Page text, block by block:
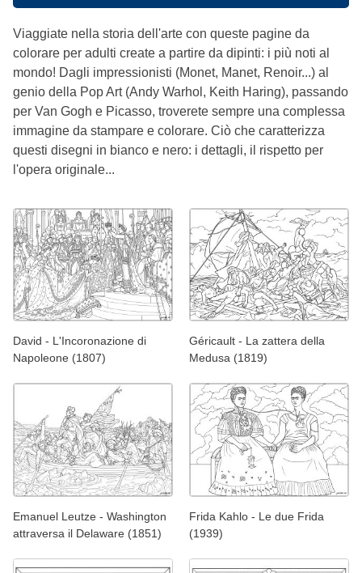
Viaggiate nella storia dell'arte con queste pagine da
colorare per adulti create a partire da dipinti: i più noti al
mondo! Dagli impressionisti (Monet, Manet, Renoir...) al
genio della Pop Art (Andy Warhol, Keith Haring), passando
per Van Gogh e Picasso, troverete sempre una complessa
immagine da stampare e colorare. Ciò che caratterizza
questi disegni in bianco e nero: i dettagli, il rispetto per
l'opera originale...
David - L'Incoronazione di
Napoleone (1807)
Géricault - La zattera della
Medusa (1819)
Emanuel Leutze - Washington
attraversa il Delaware (1851)
Frida Kahlo - Le due Frida
(1939)